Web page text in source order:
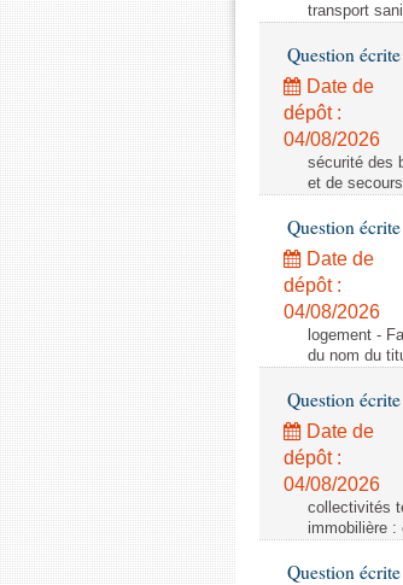
transport
Question
Date de
dépôt :
04/08/2026
sécurité des
et de
Question
Date de
dépôt :
04/08/2026
logement -
du nom du
Question
Date de
dépôt :
04/08/2026
collectivités
immobilière :
Question